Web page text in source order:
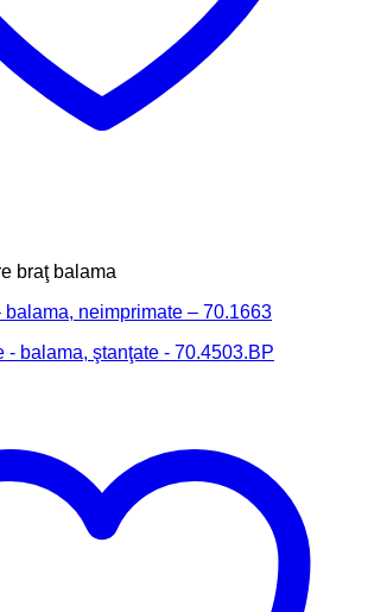
braţ balama
neimprimate – 70.1663